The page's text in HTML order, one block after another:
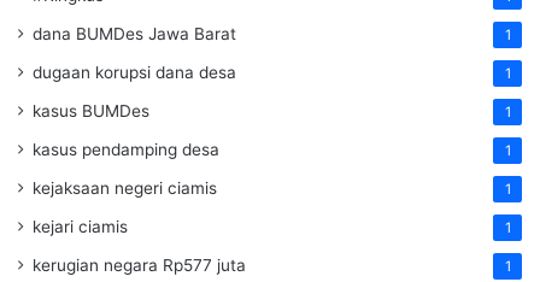
dana BUMDes Jawa Barat 1
dugaan korupsi dana desa 1
kasus BUMDes 1
kasus pendamping desa 1
kejaksaan negeri ciamis 1
kejari ciamis 1
kerugian negara Rp577 juta 1